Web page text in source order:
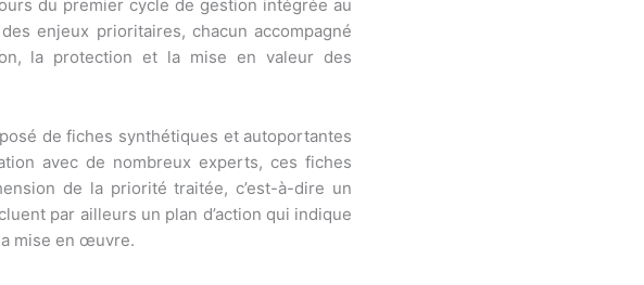
du premier cycle de gestion intégrée au
enjeux prioritaires, chacun accompagné
la protection et la mise en valeur des
de fiches synthétiques et autoportantes
avec de nombreux experts, ces fiches
de la priorité traitée, c’est-à-dire un
par ailleurs un plan d’action qui indique
mise en œuvre.